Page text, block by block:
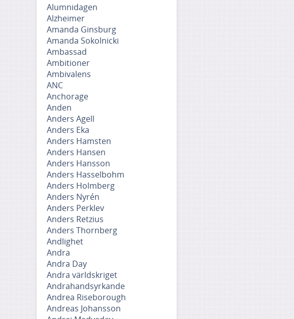
Alumnidagen
Alzheimer
Amanda Ginsburg
Amanda Sokolnicki
Ambassad
Ambitioner
Ambivalens
ANC
Anchorage
Anden
Anders Agell
Anders Eka
Anders Hamsten
Anders Hansen
Anders Hansson
Anders Hasselbohm
Anders Holmberg
Anders Nyrén
Anders Perklev
Anders Retzius
Anders Thornberg
Andlighet
Andra
Andra Day
Andra världskriget
Andrahandsyrkande
Andrea Riseborough
Andreas Johansson